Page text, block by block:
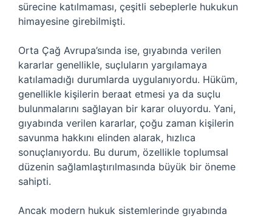
sürecine katılmaması, çeşitli sebeplerle hukukun
himayesine girebilmişti.
Orta Çağ Avrupa’sında ise, gıyabında verilen
kararlar genellikle, suçluların yargılamaya
katılamadığı durumlarda uygulanıyordu. Hüküm,
genellikle kişilerin beraat etmesi ya da suçlu
bulunmalarını sağlayan bir karar oluyordu. Yani,
gıyabında verilen kararlar, çoğu zaman kişilerin
savunma hakkını elinden alarak, hızlıca
sonuçlanıyordu. Bu durum, özellikle toplumsal
düzenin sağlamlaştırılmasında büyük bir öneme
sahipti.
Ancak modern hukuk sistemlerinde gıyabında